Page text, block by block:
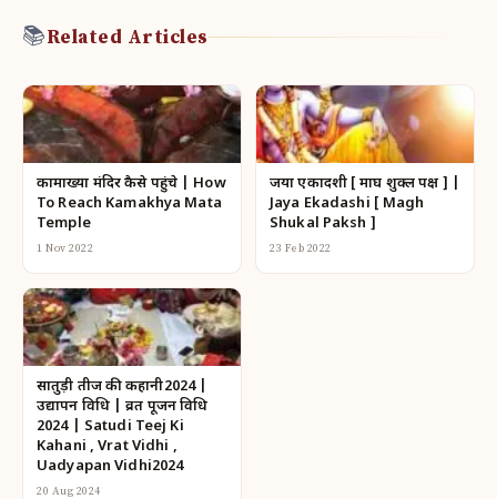
📚Related Articles
कामाख्या मंदिर कैसे पहुंचे | How
To Reach Kamakhya Mata
Temple
1 Nov 2022
जया एकादशी [ माघ शुक्ल पक्ष ] |
Jaya Ekadashi [ Magh
Shukal Paksh ]
23 Feb 2022
सातुड़ी तीज की कहानी2024 |
उद्यापन विधि | व्रत पूजन विधि
2024 | Satudi Teej Ki
Kahani , Vrat Vidhi ,
Uadyapan Vidhi2024
20 Aug 2024